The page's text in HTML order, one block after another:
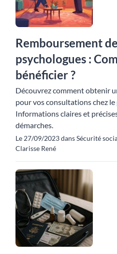
Remboursement
psychologues :
bénéficier ?
Découvrez comment obtenir
pour vos consultations chez
Informations claires et
démarches.
Le 27/09/2023 dans Sécurité
Clarisse René